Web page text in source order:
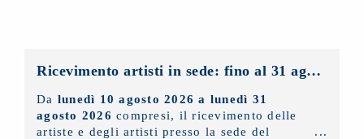
Ricevimento artisti in sede: fino al 31 agosto 2026 solo con appuntamento
Da lunedì 10 agosto 2026 a lunedì 31
agosto 2026 compresi, il ricevimento delle
artiste e degli artisti presso la sede del